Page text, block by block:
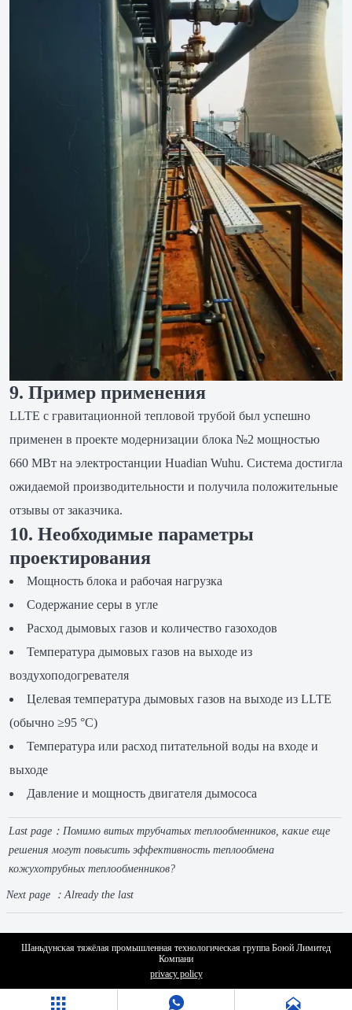
9. Пример применения
LLTE с гравитационной тепловой трубой был успешно
применен в проекте модернизации блока №2 мощностью
660 МВт на электростанции Huadian Wuhu. Система достигла
ожидаемой производительности и получила положительные
отзывы от заказчика.
10. Необходимые параметры
проектирования
Мощность блока и рабочая нагрузка
Содержание серы в угле
Расход дымовых газов и количество газоходов
Температура дымовых газов на выходе из
воздухоподогревателя
Целевая температура дымовых газов на выходе из LLTE
(обычно ≥95 °C)
Температура или расход питательной воды на входе и
выходе
Давление и мощность двигателя дымососа
Last page： Помимо витых трубчатых теплообменников, какие еще
решения могут повысить эффективность теплообмена
кожухотрубных теплообменников?
Next page ：Already the last
Шаньдунская тяжёлая промышленная технологическая группа Боюй Лимитед
Компани
privacy policy
  